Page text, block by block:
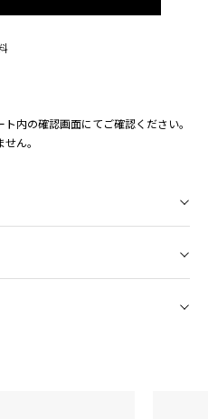
内の確認画面にてご確認ください。
ん。